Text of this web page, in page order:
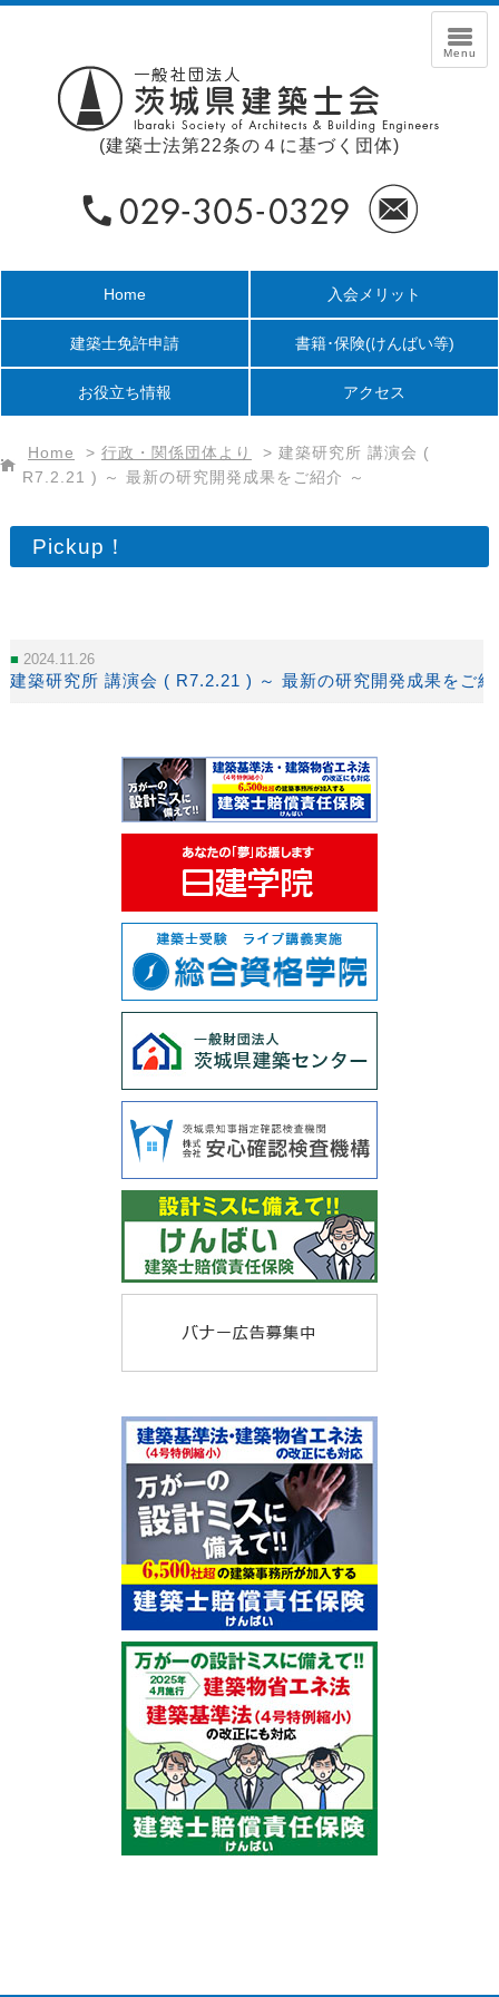
(建築士法第22条の４に基づく団体)
Home 入会メリット
建築士免許申請 書籍･保険(けんばい等)
お役立ち情報 アクセス
Home > 行政・関係団体より > 建築研究所 講演会 (
R7.2.21 ) ～ 最新の研究開発成果をご紹介 ～
Pickup！
2024.11.26
建築研究所 講演会 ( R7.2.21 ) ～ 最新の研究開発成果をご